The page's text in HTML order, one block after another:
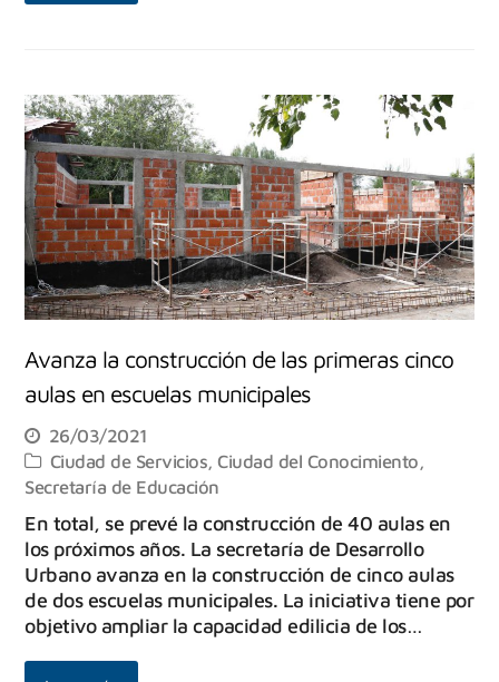
Avanza la construcción de las primeras cinco
aulas en escuelas municipales
26/03/2021
Ciudad de Servicios,Ciudad del Conocimiento,
Secretaría de Educación
En total, se prevé la construcción de 40 aulas en
los próximos años. La secretaría de Desarrollo
Urbano avanza en la construcción de cinco aulas
de dos escuelas municipales. La iniciativa tiene por
objetivo ampliar la capacidad edilicia de los…